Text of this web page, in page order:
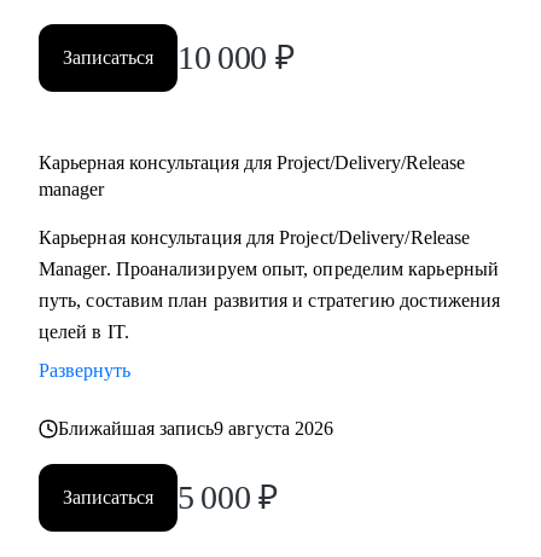
Записаться 10 000 ₽
Карьерная консультация для Project/Delivery/Release
manager
Карьерная консультация для Project/Delivery/Release
Manager. Проанализируем опыт, определим карьерный
путь, составим план развития и стратегию достижения
целей в IT.
Развернуть
Ближайшая запись9 августа 2026
Записаться 5 000 ₽